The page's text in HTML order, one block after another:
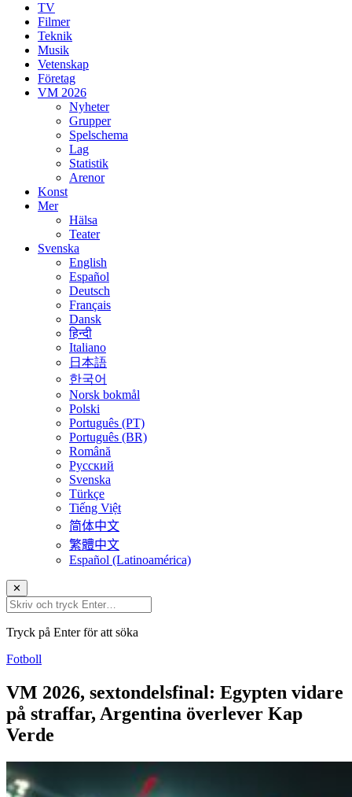
TV
Filmer
Teknik
Musik
Vetenskap
Företag
VM 2026
Nyheter
Grupper
Spelschema
Lag
Statistik
Arenor
Konst
Mer
Hälsa
Teater
Svenska
English
Español
Deutsch
Français
Dansk
हिन्दी
Italiano
日本語
한국어
Norsk bokmål
Polski
Português (PT)
Português (BR)
Română
Русский
Svenska
Türkçe
Tiếng Việt
简体中文
繁體中文
Español (Latinoamérica)
✕
Tryck på Enter för att söka
Fotboll
VM 2026, sextondelsfinal: Egypten vidare
på straffar, Argentina överlever Kap
Verde